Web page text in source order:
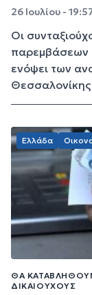
26 Ιουλίου -
Οι
παρεμβάσεων
ενόψει των
Ελλάδα
ΘΑ
ΔΙΚΑΙΟΎΧΟΥΣ